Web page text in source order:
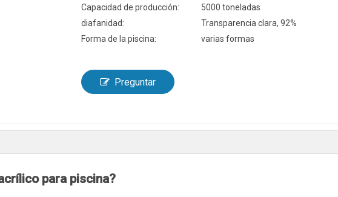
Capacidad de producción:
5000 toneladas
diafanidad:
Transparencia clara, 92%
Forma de la piscina:
varias formas
Preguntar
para piscina?